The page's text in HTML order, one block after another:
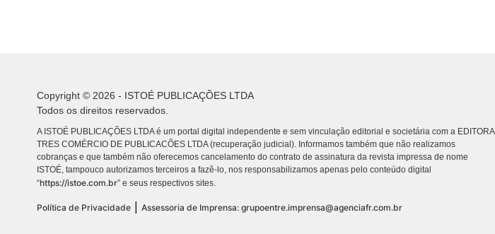
Copyright © 2026 - ISTOÉ PUBLICAÇÕES LTDA
Todos os direitos reservados.
A ISTOÉ PUBLICAÇÕES LTDA é um portal digital independente e sem vinculação editorial e societária com a EDITORA
TRES COMÉRCIO DE PUBLICACÕES LTDA (recuperação judicial). Informamos também que não realizamos
cobranças e que também não oferecemos cancelamento do contrato de assinatura da revista impressa de nome
ISTOÉ, tampouco autorizamos terceiros a fazê-lo, nos responsabilizamos apenas pelo conteúdo digital
“https://istoe.com.br” e seus respectivos sites.
Política de Privacidade Assessoria de Imprensa: grupoentre.imprensa@agenciafr.com.br